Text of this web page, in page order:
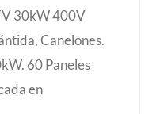
30kW 400V
Canelones.
60 Paneles
en